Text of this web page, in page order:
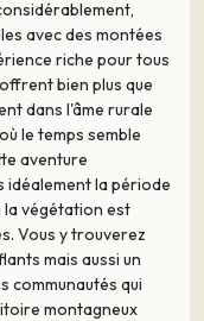
avec des montées
riche pour tous
bien plus que
dans l'âme rurale
le temps semble
aventure
idéalement la période
la végétation est
Vous y trouverez
mais aussi un
communautés qui
montagneux